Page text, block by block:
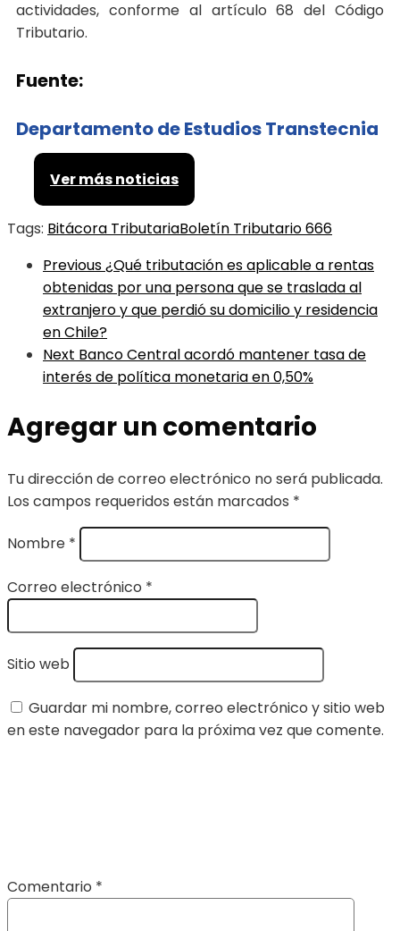
actividades, conforme al artículo 68 del Código
Tributario.
Fuente:
Departamento de Estudios Transtecnia
Ver más noticias
Tags: Bitácora TributariaBoletín Tributario 666
Previous¿Qué tributación es aplicable a rentas
obtenidas por una persona que se traslada al
extranjero y que perdió su domicilio y residencia
en Chile?
Next Banco Central acordó mantener tasa de
interés de política monetaria en 0,50%
Agregar un comentario
Tu dirección de correo electrónico no será publicada.
Los campos requeridos están marcados *
Nombre *
Correo electrónico *
Sitio web
Guardar mi nombre, correo electrónico y sitio web
en este navegador para la próxima vez que comente.
Comentario *